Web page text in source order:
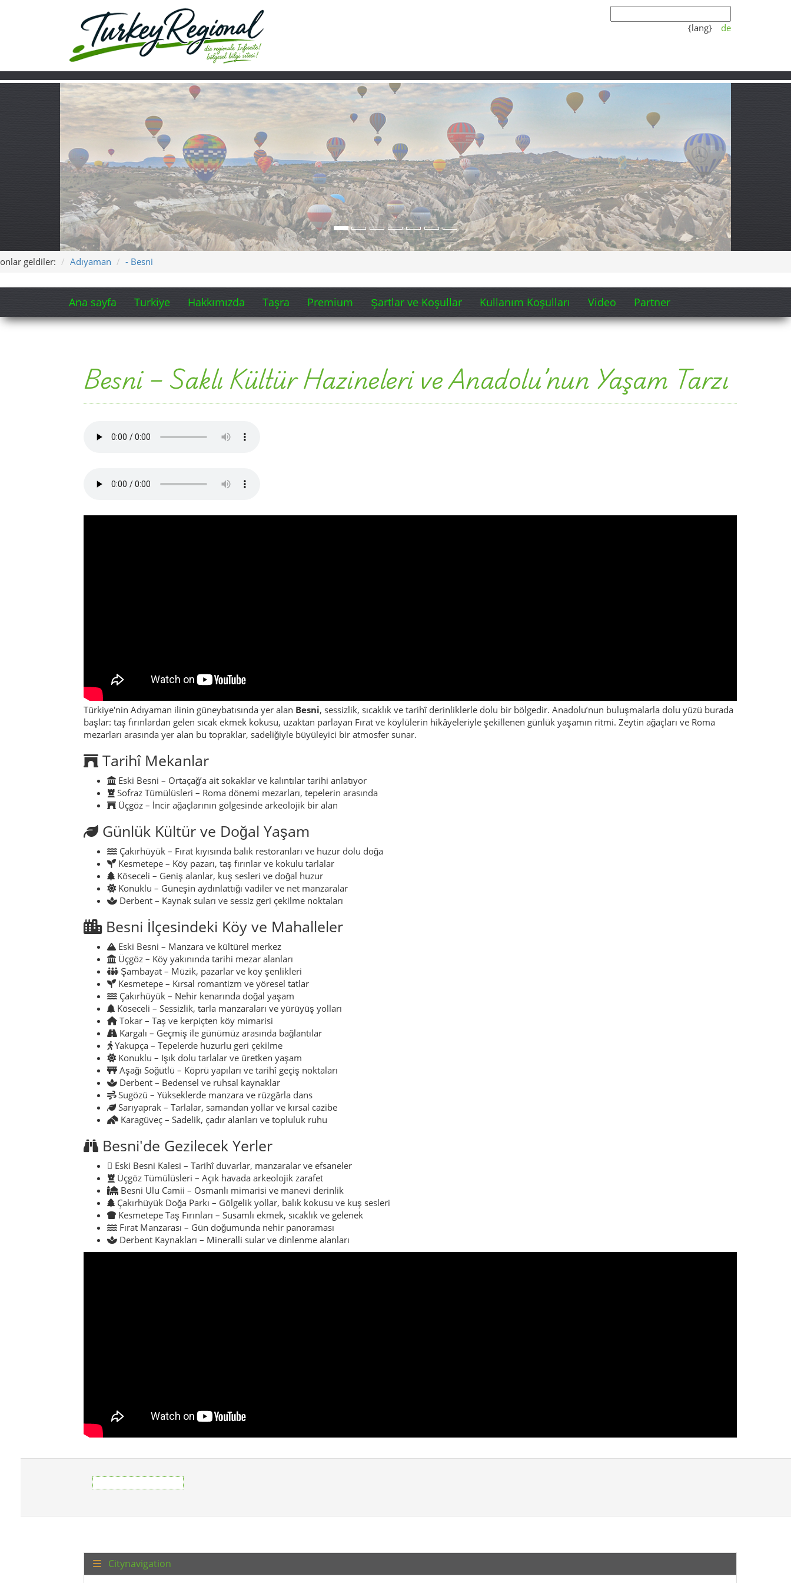
{lang} de
onlar geldiler: Adıyaman - Besni
Ana sayfa Turkiye Hakkımızda Taşra Premium Şartlar ve Koşullar Kullanım Koşulları Video Partner
Besni – Saklı Kültür Hazineleri ve Anadolu’nun Yaşam Tarzı
Türkiye'nin Adıyaman ilinin güneybatısında yer alan Besni, sessizlik, sıcaklık ve tarihî derinliklerle dolu bir bölgedir. Anadolu’nun buluşmalarla dolu yüzü burada
başlar: taş fırınlardan gelen sıcak ekmek kokusu, uzaktan parlayan Fırat ve köylülerin hikâyeleriyle şekillenen günlük yaşamın ritmi. Zeytin ağaçları ve Roma
mezarları arasında yer alan bu topraklar, sadeliğiyle büyüleyici bir atmosfer sunar.
Tarihî Mekanlar
Eski Besni – Ortaçağ’a ait sokaklar ve kalıntılar tarihi anlatıyor
Sofraz Tümülüsleri – Roma dönemi mezarları, tepelerin arasında
Üçgöz – İncir ağaçlarının gölgesinde arkeolojik bir alan
Günlük Kültür ve Doğal Yaşam
Çakırhüyük – Fırat kıyısında balık restoranları ve huzur dolu doğa
Kesmetepe – Köy pazarı, taş fırınlar ve kokulu tarlalar
Köseceli – Geniş alanlar, kuş sesleri ve doğal huzur
Konuklu – Güneşin aydınlattığı vadiler ve net manzaralar
Derbent – Kaynak suları ve sessiz geri çekilme noktaları
Besni İlçesindeki Köy ve Mahalleler
Eski Besni – Manzara ve kültürel merkez
Üçgöz – Köy yakınında tarihi mezar alanları
Şambayat – Müzik, pazarlar ve köy şenlikleri
Kesmetepe – Kırsal romantizm ve yöresel tatlar
Çakırhüyük – Nehir kenarında doğal yaşam
Köseceli – Sessizlik, tarla manzaraları ve yürüyüş yolları
Tokar – Taş ve kerpiçten köy mimarisi
Kargalı – Geçmiş ile günümüz arasında bağlantılar
Yakupça – Tepelerde huzurlu geri çekilme
Konuklu – Işık dolu tarlalar ve üretken yaşam
Aşağı Söğütlü – Köprü yapıları ve tarihî geçiş noktaları
Derbent – Bedensel ve ruhsal kaynaklar
Sugözü – Yükseklerde manzara ve rüzgârla dans
Sarıyaprak – Tarlalar, samandan yollar ve kırsal cazibe
Karagüveç – Sadelik, çadır alanları ve topluluk ruhu
Besni'de Gezilecek Yerler
Eski Besni Kalesi – Tarihî duvarlar, manzaralar ve efsaneler
Üçgöz Tümülüsleri – Açık havada arkeolojik zarafet
Besni Ulu Camii – Osmanlı mimarisi ve manevi derinlik
Çakırhüyük Doğa Parkı – Gölgelik yollar, balık kokusu ve kuş sesleri
Kesmetepe Taş Fırınları – Susamlı ekmek, sıcaklık ve gelenek
Fırat Manzarası – Gün doğumunda nehir panoraması
Derbent Kaynakları – Mineralli sular ve dinlenme alanları
Citynavigation